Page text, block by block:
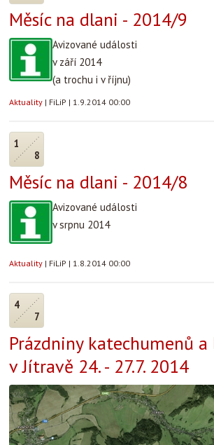
Měsíc na dlani - 2014/9
Avizované události
v září 2014
(a trochu i v říjnu)
Aktuality | FiLiP | 1.9.2014 00:00
1
8
Měsíc na dlani - 2014/8
Avizované události
v srpnu 2014
Aktuality | FiLiP | 1.8.2014 00:00
4
7
Prázdniny katechumenů
v Jítravě 24. - 27.7. 2014